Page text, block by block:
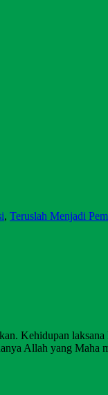
, Teruslah Menjadi
Kehidupan
Allah yang Maha